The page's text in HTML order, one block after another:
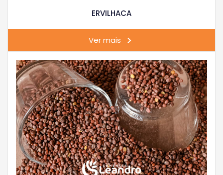
ERVILHACA
Ver mais